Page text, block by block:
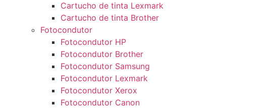
Cartucho de tinta Lexmark
Cartucho de tinta Brother
Fotocondutor
Fotocondutor HP
Fotocondutor Brother
Fotocondutor Samsung
Fotocondutor Lexmark
Fotocondutor Xerox
Fotocondutor Canon